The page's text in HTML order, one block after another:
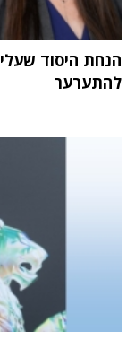
הנחת היסוד
להתערער